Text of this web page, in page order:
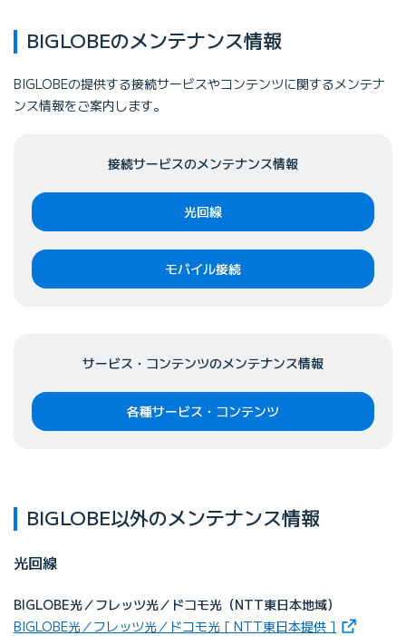
BIGLOBEのメンテナンス情報
BIGLOBEの提供する接続サービスやコンテンツに関するメンテナ
ンス情報をご案内します。
接続サービスのメンテナンス情報
光回線
モバイル接続
サービス・コンテンツのメンテナンス情報
各種サービス・コンテンツ
BIGLOBE以外のメンテナンス情報
光回線
BIGLOBE光／フレッツ光／ドコモ光（NTT東日本地域）
BIGLOBE光／フレッツ光／ドコモ光 [ NTT東日本提供 ] （新しい